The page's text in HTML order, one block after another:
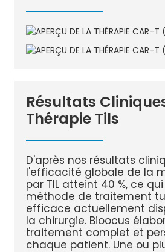
Résultats
Thérapie Tils
D'après nos résultats
l'efficacité globale de la
par TIL atteint 40 %, ce
méthode de traitement
efficace actuellement
la chirurgie. Bioocus
traitement complet et
chaque patient. Une ou